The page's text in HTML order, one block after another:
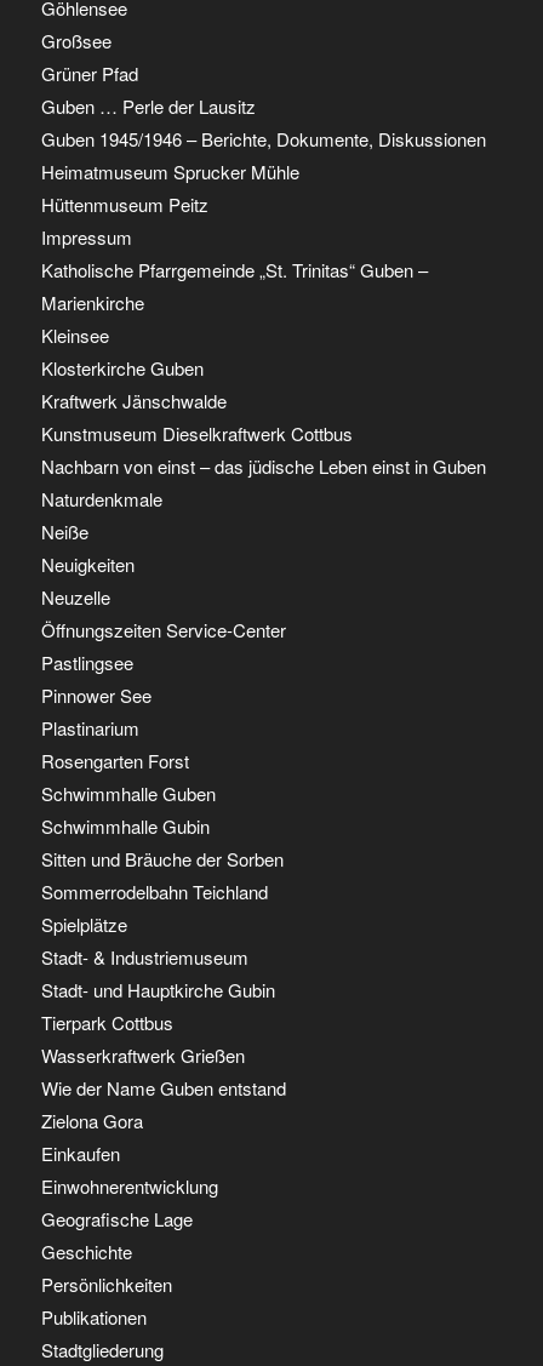
Göhlensee
Großsee
Grüner Pfad
Guben … Perle der Lausitz
Guben 1945/1946 – Berichte, Dokumente, Diskussionen
Heimatmuseum Sprucker Mühle
Hüttenmuseum Peitz
Impressum
Katholische Pfarrgemeinde „St. Trinitas“ Guben –
Marienkirche
Kleinsee
Klosterkirche Guben
Kraftwerk Jänschwalde
Kunstmuseum Dieselkraftwerk Cottbus
Nachbarn von einst – das jüdische Leben einst in Guben
Naturdenkmale
Neiße
Neuigkeiten
Neuzelle
Öffnungszeiten Service-Center
Pastlingsee
Pinnower See
Plastinarium
Rosengarten Forst
Schwimmhalle Guben
Schwimmhalle Gubin
Sitten und Bräuche der Sorben
Sommerrodelbahn Teichland
Spielplätze
Stadt- & Industriemuseum
Stadt- und Hauptkirche Gubin
Tierpark Cottbus
Wasserkraftwerk Grießen
Wie der Name Guben entstand
Zielona Gora
Einkaufen
Einwohnerentwicklung
Geografische Lage
Geschichte
Persönlichkeiten
Publikationen
Stadtgliederung